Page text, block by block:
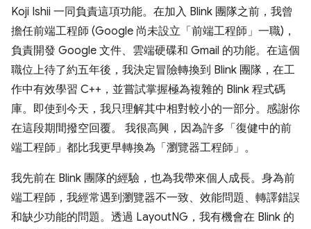
Koji Ishii 一同負責這項功能。在加入 Blink 團隊之前，我曾
擔任前端工程師 (Google 尚未設立「前端工程師」一職)，
負責開發 Google 文件、雲端硬碟和 Gmail 的功能。在這個
職位上待了約五年後，我決定冒險轉換到 Blink 團隊，在工
作中有效學習 C++，並嘗試掌握極為複雜的 Blink 程式碼
庫。即使到今天，我只理解其中相對較小的一部分。感謝你
在這段期間撥空回覆。 我很高興，因為許多「復健中的前
端工程師」都比我更早轉換為「瀏覽器工程師」。
我先前在 Blink 團隊的經驗，也為我帶來個人成長。身為前
端工程師，我經常遇到瀏覽器不一致、效能問題、轉譯錯誤
和缺少功能的問題。透過 LayoutNG，我有機會在 Blink 的